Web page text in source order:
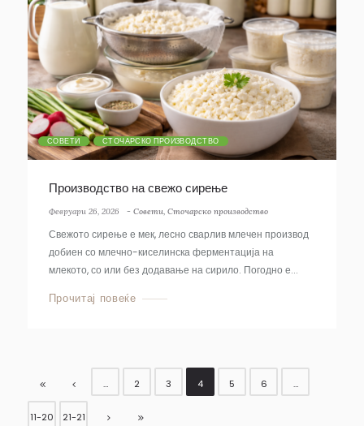
СОВЕТИ СТОЧАРСКО ПРОИЗВОДСТВО
Производство на свежо сирење
Февруари 26, 2026 - Совети, Сточарско производство
Свежото сирење е мек, лесно сварлив млечен производ
добиен со млечно-киселинска ферментација на
млекото, со или без додавање на сирило. Погодно е...
Прочитај повеќе
… 2 3 4 5 6 …
11-20 21-21